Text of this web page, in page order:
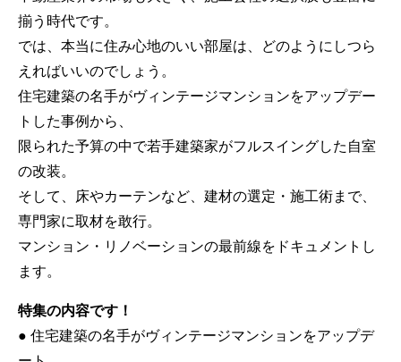
揃う時代です。
では、本当に住み心地のいい部屋は、どのようにしつら
えればいいのでしょう。
住宅建築の名手がヴィンテージマンションをアップデー
トした事例から、
限られた予算の中で若手建築家がフルスイングした自室
の改装。
そして、床やカーテンなど、建材の選定・施工術まで、
専門家に取材を敢行。
マンション・リノベーションの最前線をドキュメントし
ます。
特集の内容です！
● 住宅建築の名手がヴィンテージマンションをアップデ